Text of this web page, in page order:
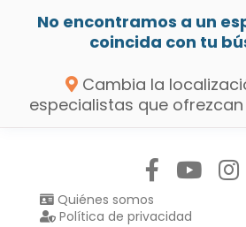
No encontramos a un
coincida con tu
Cambia la
especialistas que
Quiénes somos
Política de privacidad